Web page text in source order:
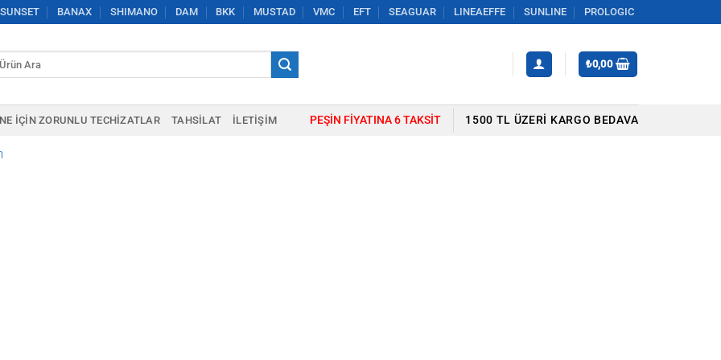
SUNSET BANAX SHIMANO DAM BKK MUSTAD VMC EFT SEAGUAR LINEAEFFE SUNLINE PROLOGIC
₺0,00
IÇIN ZORUNLU TECHIZATLAR TAHSILAT İLETIŞIM PEŞIN FIYATINA 6 TAKSIT 1500 TL ÜZERI KARGO BEDAVA